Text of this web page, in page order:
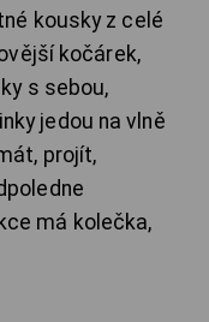
kousky z celé
kočárek,
s sebou,
jedou na vlně
projít,
má kolečka,